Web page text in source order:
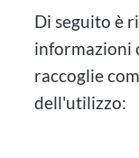
Di seguito è
informazioni
raccoglie
dell'utilizzo: